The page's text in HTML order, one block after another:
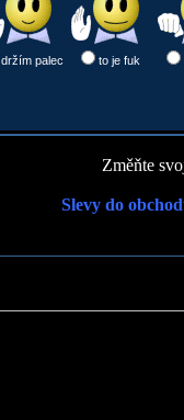
držím palec to je fuk
Změňte
Slevy do